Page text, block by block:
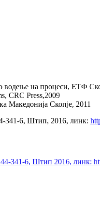
водење на процеси, ЕТФ
CRC Press,2009
Македонија Скопје, 2011
341-6, Штип, 2016, линк:
341-6, Штип 2016, линк: